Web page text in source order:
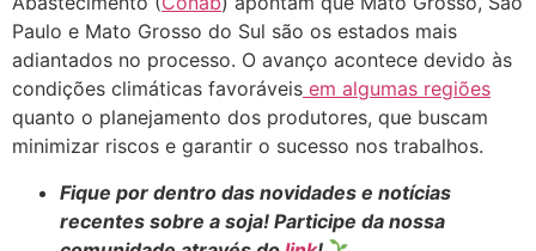
Paulo e Mato Grosso do Sul são os estados mais
adiantados no processo. O avanço acontece devido às
condições climáticas favoráveis em algumas regiões
quanto o planejamento dos produtores, que buscam
minimizar riscos e garantir o sucesso nos trabalhos.
Fique por dentro das novidades e notícias
recentes sobre a soja! Participe da nossa